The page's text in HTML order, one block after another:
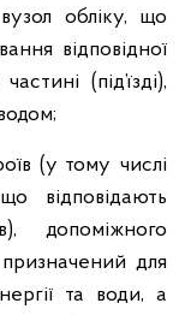
обліку, що
відповідної
(під’їзді),
(у тому числі
відповідають
допоміжного
для
та води, а